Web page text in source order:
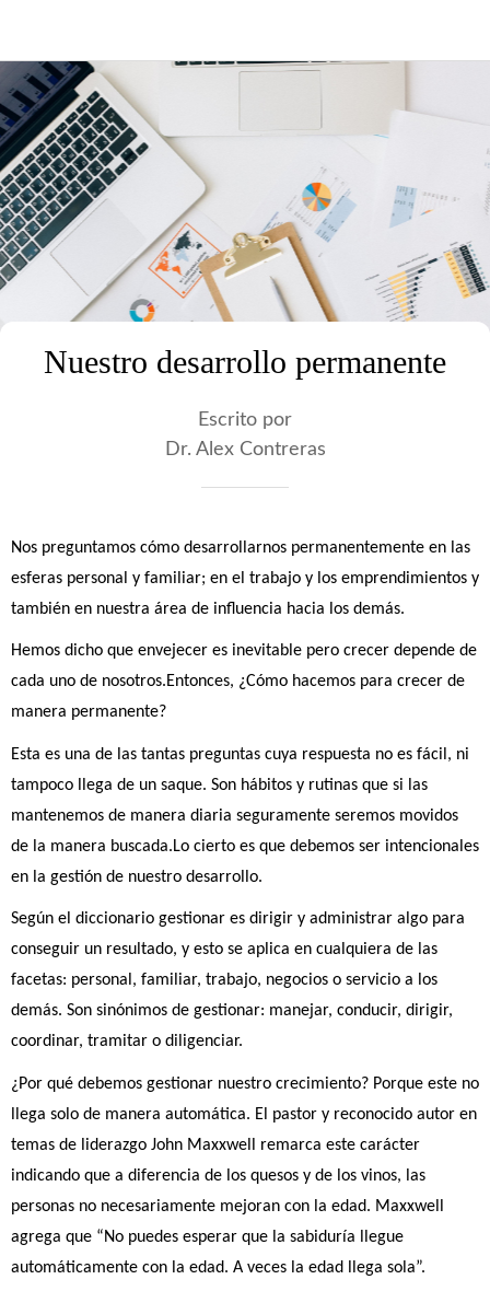
Nuestro desarrollo permanente
Escrito por
Dr. Alex Contreras
Nos preguntamos cómo desarrollarnos permanentemente en las
esferas personal y familiar; en el trabajo y los emprendimientos y
también en nuestra área de influencia hacia los demás.
Hemos dicho que envejecer es inevitable pero crecer depende de
cada uno de nosotros.Entonces, ¿Cómo hacemos para crecer de
manera permanente?
Esta es una de las tantas preguntas cuya respuesta no es fácil, ni
tampoco llega de un saque. Son hábitos y rutinas que si las
mantenemos de manera diaria seguramente seremos movidos
de la manera buscada.Lo cierto es que debemos ser intencionales
en la gestión de nuestro desarrollo.
Según el diccionario gestionar es dirigir y administrar algo para
conseguir un resultado, y esto se aplica en cualquiera de las
facetas: personal, familiar, trabajo, negocios o servicio a los
demás. Son sinónimos de gestionar: manejar, conducir, dirigir,
coordinar, tramitar o diligenciar.
¿Por qué debemos gestionar nuestro crecimiento? Porque este no
llega solo de manera automática. El pastor y reconocido autor en
temas de liderazgo John Maxxwell remarca este carácter
indicando que a diferencia de los quesos y de los vinos, las
personas no necesariamente mejoran con la edad. Maxxwell
agrega que “No puedes esperar que la sabiduría llegue
automáticamente con la edad. A veces la edad llega sola”.